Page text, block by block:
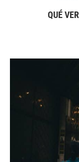
QUÉ